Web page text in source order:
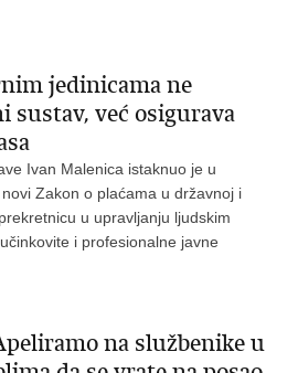
jedinicama ne
sustav, već osigurava
Ivan Malenica istaknuo je u
Zakon o plaćama u državnoj i
u upravljanju ljudskim
i profesionalne javne
na službenike u